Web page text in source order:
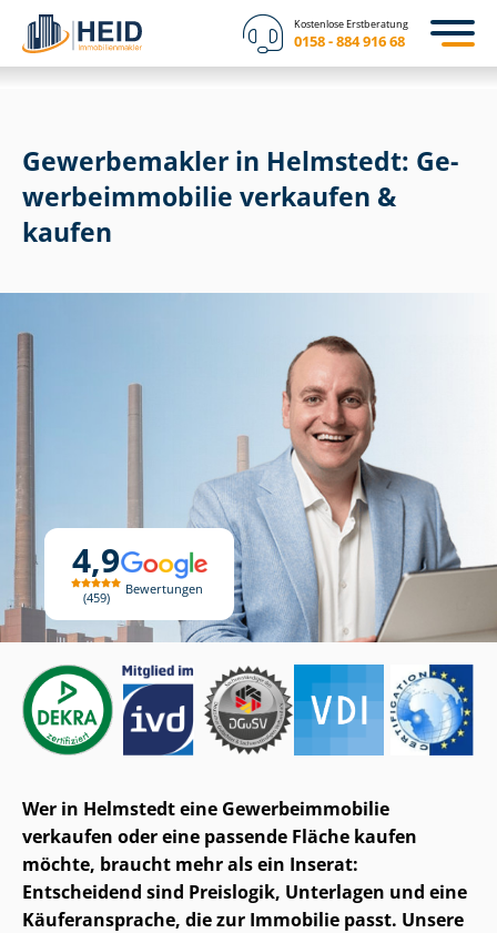
Kostenlose Erstberatung
0158 - 884 916 68
4,9
459
Bewertungen
Gewerbemakler in Helmstedt: Ge­
wer­be­im­mo­bi­lie verkaufen &
kaufen
Wer in Helmstedt eine Ge­wer­be­im­mo­bi­lie
verkaufen oder eine passende Fläche kaufen
möchte, braucht mehr als ein Inserat:
Entscheidend sind Preislogik, Unterlagen und eine
Käuferansprache, die zur Immobilie passt. Unsere